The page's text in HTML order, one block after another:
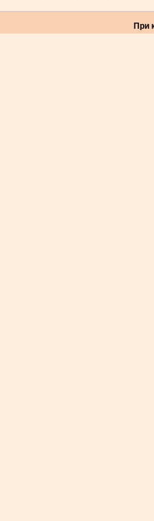
При